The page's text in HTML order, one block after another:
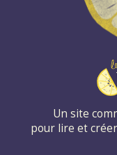
Un site
pour lire et